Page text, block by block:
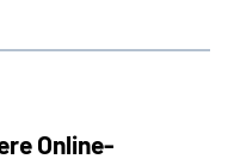
Online-